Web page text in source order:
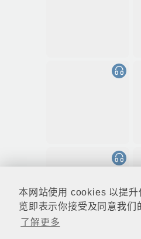
本网站使用 cookies 以提升
览即表示你接受及同意我
了解更多